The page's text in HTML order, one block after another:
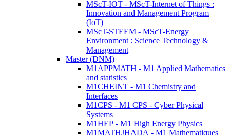
MScT-IOT - MScT-Internet of Things :
Innovation and Management Program
(IoT)
MScT-STEEM - MScT-Energy
Environment : Science Technology &
Management
Master (DNM)
M1APPMATH - M1 Applied Mathematics
and statistics
M1CHEINT - M1 Chemistry and
Interfaces
M1CPS - M1 CPS - Cyber Physical
Systems
M1HEP - M1 High Energy Physics
M1MATHJHADA - M1 Mathematiques